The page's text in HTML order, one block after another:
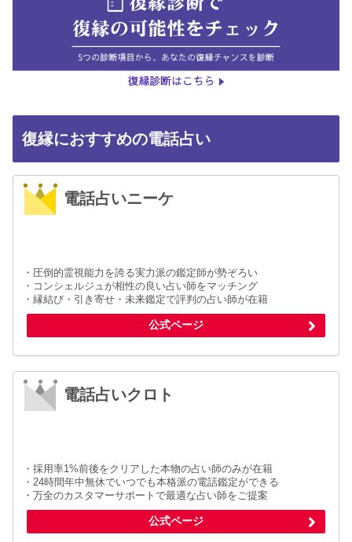
復縁におすすめの電話占い
電話占いニーケ
・圧倒的霊視能力を誇る実力派の鑑定師が勢ぞろい
・コンシェルジュが相性の良い占い師をマッチング
・縁結び・引き寄せ・未来鑑定で評判の占い師が在籍
公式ページ
電話占いクロト
・採用率1%前後をクリアした本物の占い師のみが在籍
・24時間年中無休でいつでも本格派の電話鑑定ができる
・万全のカスタマーサポートで最適な占い師をご提案
公式ページ